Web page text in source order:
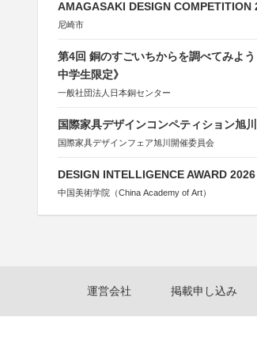
AMAGASAKI DESIGN COMPETITION
尼崎市
第4回 銅のすごいちからを調べてみよ
中学生限定》
一般社団法人日本銅センター
国際家具デザインコンペティション旭
国際家具デザインフェア旭川開催委員会
DESIGN INTELLIGENCE AWARD 2026
中国美術学院（China Academy of Art）
運営会社 掲載申し込み